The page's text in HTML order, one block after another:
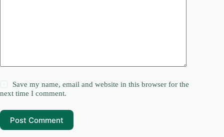
Save my name, email and website in this browser for the
next time I comment.
Post Comment